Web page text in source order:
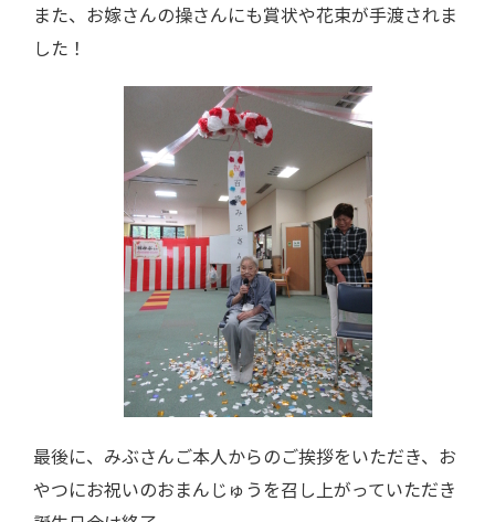
また、お嫁さんの操さんにも賞状や花束が手渡されま
した！
最後に、みぶさんご本人からのご挨拶をいただき、お
やつにお祝いのおまんじゅうを召し上がっていただき